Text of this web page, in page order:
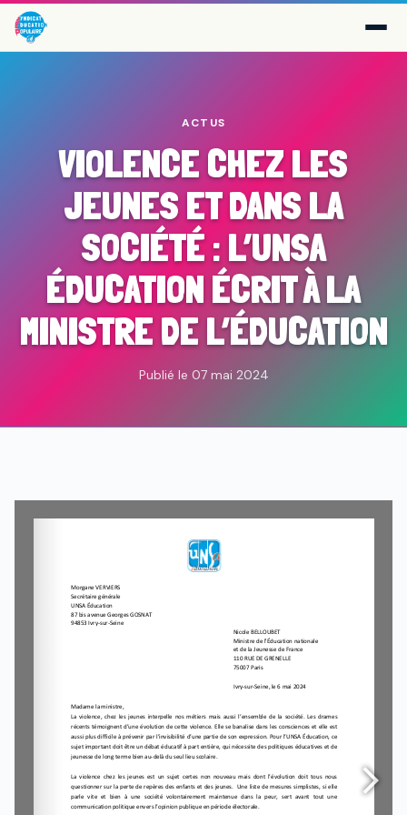
ACTUS
VIOLENCE CHEZ LES
JEUNES ET DANS LA
SOCIÉTÉ : L’UNSA
ÉDUCATION ÉCRIT À LA
MINISTRE DE L’ÉDUCATION
Publié le 07 mai 2024